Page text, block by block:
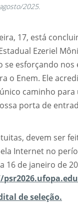
2025.
17, está
Ezeriel
se esforçando nos
o Enem. Ele
caminho
porta de
devem ser
Internet no
16 de janeiro de
de seleção.